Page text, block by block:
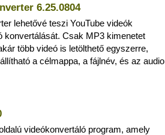
6.25.0804
lehetővé teszi YouTube videók
konvertálását. Csak MP3 kimenetet
több videó is letölthető egyszerre,
a célmappa, a fájlnév, és az audio
videókonvertáló program, amely